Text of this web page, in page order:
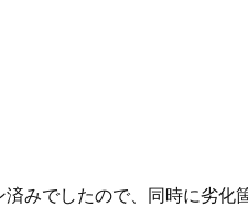
みでしたので、同時に劣化